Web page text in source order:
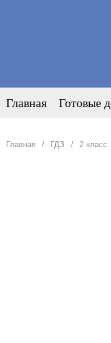
Главная Готовые
Главная ГДЗ 2 класс